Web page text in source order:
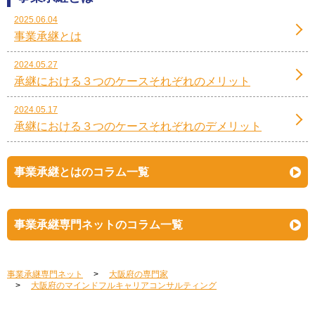
2025.06.04
事業承継とは
2024.05.27
承継における３つのケースそれぞれのメリット
2024.05.17
承継における３つのケースそれぞれのデメリット
事業承継とはのコラム一覧
事業承継専門ネットのコラム一覧
事業承継専門ネット
大阪府の専門家
大阪府のマインドフルキャリアコンサルティング